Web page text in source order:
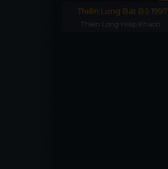
Thiên Long Bát Bộ 1997
Thiên Long Hiệp Khách